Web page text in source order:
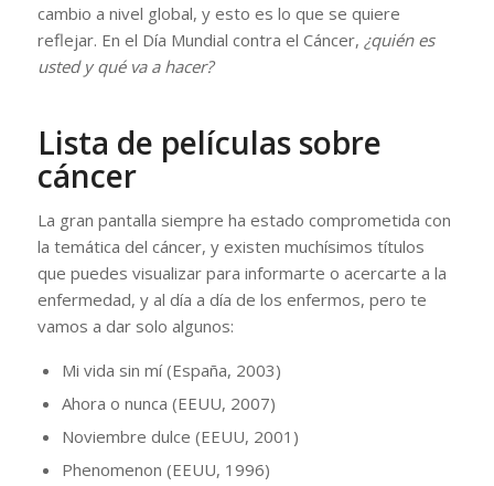
cambio a nivel global, y esto es lo que se quiere
reflejar. En el Día Mundial contra el Cáncer, ¿quién es
usted y qué va a hacer?
Lista de películas sobre
cáncer
La gran pantalla siempre ha estado comprometida con
la temática del cáncer, y existen muchísimos títulos
que puedes visualizar para informarte o acercarte a la
enfermedad, y al día a día de los enfermos, pero te
vamos a dar solo algunos:
Mi vida sin mí (España, 2003)
Ahora o nunca (EEUU, 2007)
Noviembre dulce (EEUU, 2001)
Phenomenon (EEUU, 1996)